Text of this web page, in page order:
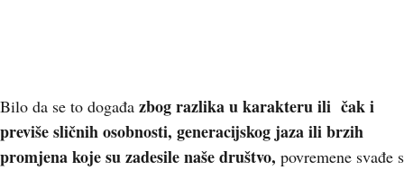
Bilo da se to događa zbog razlika u karakteru ili čak i
previše sličnih osobnosti, generacijskog jaza ili brzih
promjena koje su zadesile naše društvo, povremene svađe s